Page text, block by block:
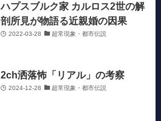
ハプスブルク家 カルロス2世の解
剖所見が物語る近親婚の因果
2022-03-28 超常現象・都市伝説
2ch洒落怖「リアル」の考察
2024-12-28 超常現象・都市伝説